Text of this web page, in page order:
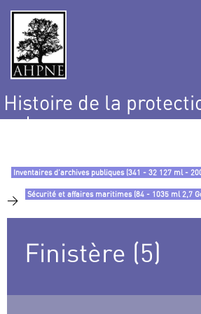
Histoire de la
nature
Inventaires d’archives publiques (341 - 32 127 ml -
> Sécurité et affaires maritimes (84 - 1035 ml 2,7
Finistère (5)